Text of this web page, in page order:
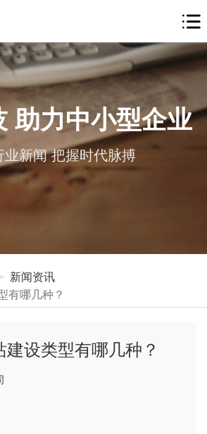
助力中小型企业
业新闻 把握时代脉搏
新闻资讯
有哪几种？
建设类型有哪几种？